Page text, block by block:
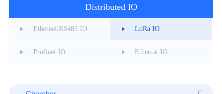
Distributed IO
Ethernet/RS485 IO LoRa IO
Profinet IO Ethercat IO